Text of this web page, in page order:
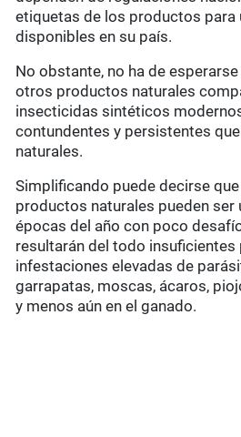
etiquetas de los productos para
disponibles en su país.
No obstante, no ha de
otros productos naturales
insecticidas sintéticos
contundentes y persistentes
naturales.
Simplificando puede decirse
productos naturales pueden ser
épocas del año con poco
resultarán del todo
infestaciones elevadas de
garrapatas, moscas, ácaros,
y menos aún en el ganado.